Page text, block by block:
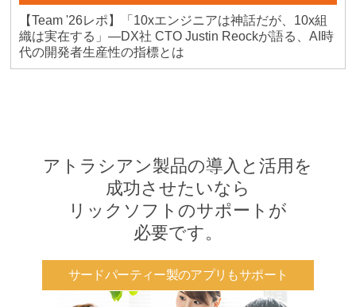
【Team '26レポ】「10xエンジニアは神話だが、10x組
織は実在する」―DX社 CTO Justin Reockが語る、AI時
代の開発者生産性の指標とは
アトラシアン製品の導入と活用を
成功させたいなら
リックソフトのサポートが
必要です。
サードパーティー製のアプリもサポート